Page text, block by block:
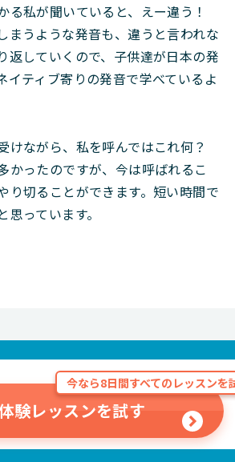
る私が聞いていると、えー違う！
まうような発音も、違うと言われな
返していくので、子供達が日本の発
イティブ寄りの発音で学べているよ
けながら、私を呼んではこれ何？
かったのですが、今は呼ばれるこ
り切ることができます。短い時間で
っています。
今なら8日間すべてのレッスンを
験レッスンを試す